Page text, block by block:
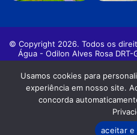
© Copyright 2026. Todos os
Água - Odilon Alves Rosa
Facebook
Usamos cookies para
experiência em nosso site.
concorda
aceitar